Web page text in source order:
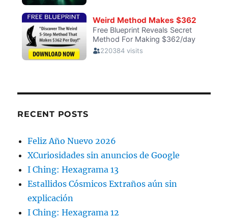
RECENT POSTS
Feliz Año Nuevo 2026
XCuriosidades sin anuncios de Google
I Ching: Hexagrama 13
Estallidos Cósmicos Extraños aún sin
explicación
I Ching: Hexagrama 12